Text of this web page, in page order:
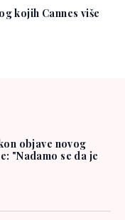
kojih Cannes više
objave novog
"Nadamo se da je